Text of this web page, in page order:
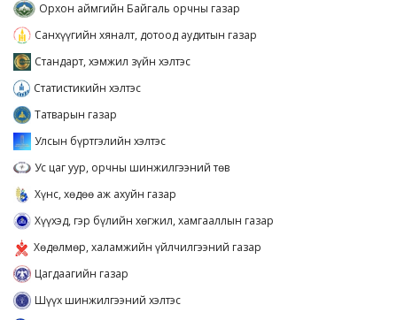
Орхон аймгийн Байгаль орчны газар
Санхүүгийн хяналт, дотоод аудитын газар
Стандарт, хэмжил зүйн хэлтэс
Статистикийн хэлтэс
Татварын газар
Улсын бүртгэлийн хэлтэс
Ус цаг уур, орчны шинжилгээний төв
Хүнс, хөдөө аж ахуйн газар
Хүүхэд, гэр бүлийн хөгжил, хамгааллын газар
Хөдөлмөр, халамжийн үйлчилгээний газар
Цагдаагийн газар
Шүүх шинжилгээний хэлтэс